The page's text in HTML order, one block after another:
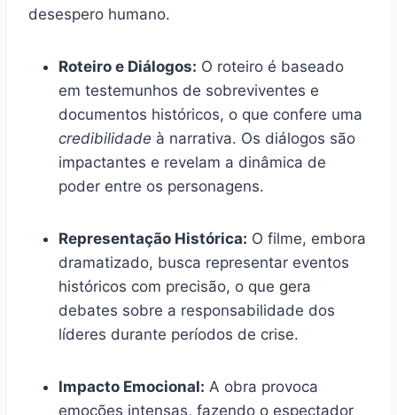
desespero humano.
Roteiro e Diálogos: O roteiro é baseado
em testemunhos de sobreviventes e
documentos históricos, o que confere uma
credibilidade à narrativa. Os diálogos são
impactantes e revelam a dinâmica de
poder entre os personagens.
Representação Histórica: O filme, embora
dramatizado, busca representar eventos
históricos com precisão, o que gera
debates sobre a responsabilidade dos
líderes durante períodos de crise.
Impacto Emocional: A obra provoca
emoções intensas, fazendo o espectador